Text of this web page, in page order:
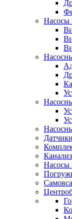
Насосы
Насосы